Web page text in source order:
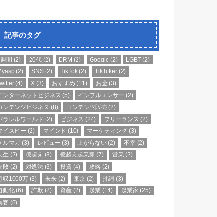
記事のタグ
間 (2) 20代 (2) DRM (2) Google (2) LGBT(2)
(2) SNS (2) TikTok (2) TikToker(2)
(4) X (3) おすすめ (11) お金 (3)
ンターネットビジネス (5) インフルエンサー (2)
ンテンツビジネス (8) コンテンツ販売 (2)
ラレルワールド (2) ビジネス (24) フリーランス (2)
イスピー (2) マインド (10) マーケティング (3)
ルマガ (3) レビュー (3) 上がらない (2) 不幸(2)
生 (2) 億超え (3) 億超え起業家 (7) 営業 (2)
敗 (2) 対処法 (3) 投資 (4) 攻略 (2)
収1000万 (3) 未来 (2) 東京 (2) 沖縄 (3)
動化 (6) 詐欺 (2) 資産 (2) 起業 (14) 起業家 (25)
客 (8)